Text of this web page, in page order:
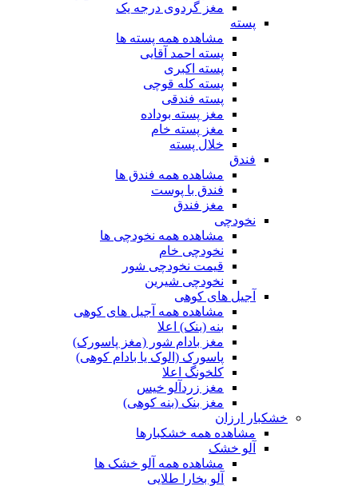
مغز گردوی درجه یک
پسته
مشاهده همه پسته ها
پسته احمد آقایی
پسته اکبری
پسته کله قوچی
پسته فندقی
مغز پسته بوداده
مغز پسته خام
خلال پسته
فندق
مشاهده همه فندق ها
فندق با پوست
مغز فندق
نخودچی
مشاهده همه نخودچی ها
نخودچی خام
قیمت نخودچی شور
نخودچی شیرین
آجیل های کوهی
مشاهده همه آجیل های کوهی
بنه (بنک) اعلا
مغز بادام شور (مغز پاسورک)
پاسورک (الوک یا بادام کوهی)
کلخونگ اعلا
مغز زردآلو خیس
مغز بنک (بنه کوهی)
خشکبار ارزان
مشاهده همه خشکبارها
آلو خشک
مشاهده همه آلو خشک ها
آلو بخارا طلایی